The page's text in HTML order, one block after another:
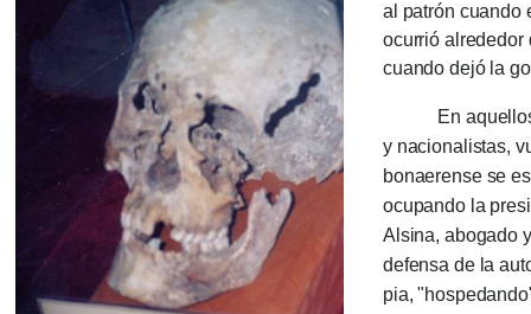
al patrón cuando
ocurrió alre­de­dor
cuando dejó la
En aquellos
y nacio­na­lis­tas,
bonaeren­se se
ocupando la
Alsina, abogado
defen­sa de la
pia,